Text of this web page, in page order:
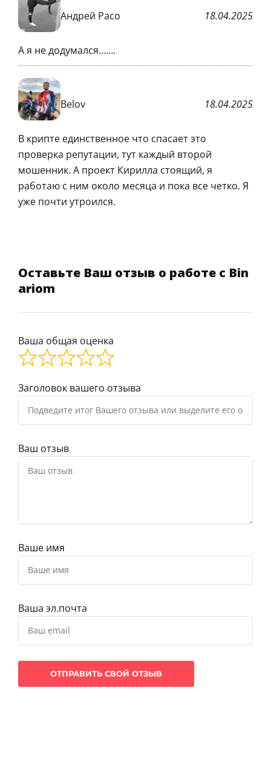
Андрей Расо 18.04.2025
А я не додумался…….
Belov 18.04.2025
В крипте единственное что спасает это
проверка репутации, тут каждый второй
мошенник. А проект Кирилла стоящий, я
работаю с ним около месяца и пока все четко. Я
уже почти утроился.
Оставьте Ваш отзыв о работе с Bin
ariom
Ваша общая оценка
Заголовок вашего отзыва
Ваш отзыв
Ваше имя
Ваша эл.почта